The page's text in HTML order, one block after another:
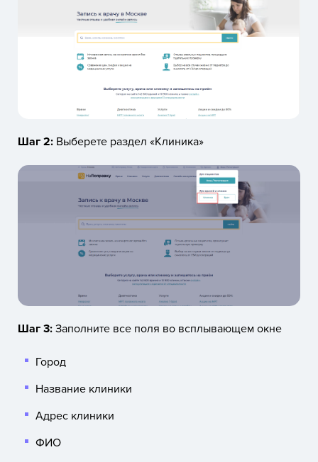
Шаг 2: Выберете раздел «Клиника»
Шаг 3: Заполните все поля во всплывающем окне
Город
Название клиники
Адрес клиники
ФИО